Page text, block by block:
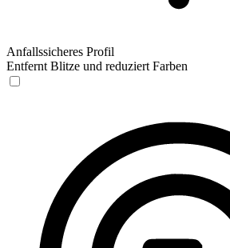
Anfallssicheres Profil
Entfernt Blitze und reduziert Farben